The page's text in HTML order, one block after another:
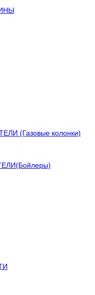
(Газовые колонки)